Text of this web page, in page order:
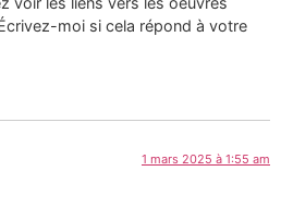
moi si cela répond à votre
1 mars 2025 à 1:55 am